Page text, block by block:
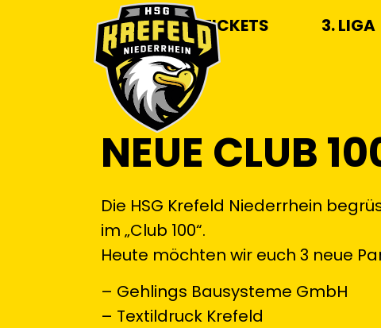
TICKETS 3. LIGA
NEUE CLUB
Die HSG Krefeld Niederrhein
im „Club 100“.
Heute möchten wir euch 3 neue
– Gehlings Bausysteme GmbH
– Textildruck Krefeld